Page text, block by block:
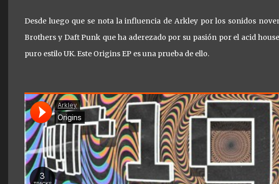
Desde luego que se nota la influencia de Arkley por los sonidos
Brothers y Daft Punk que ha aderezado por su pasión por el acid
puro estilo UK. Este Origins EP es una prueba de ello.